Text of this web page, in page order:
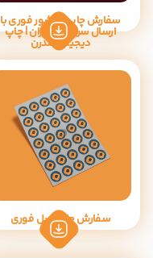
سفارش چاپ بروشور فوری با
ارسال سریع در تهران | چاپ
دیجیتال مدرن
سفارش چاپ لیبل فوری